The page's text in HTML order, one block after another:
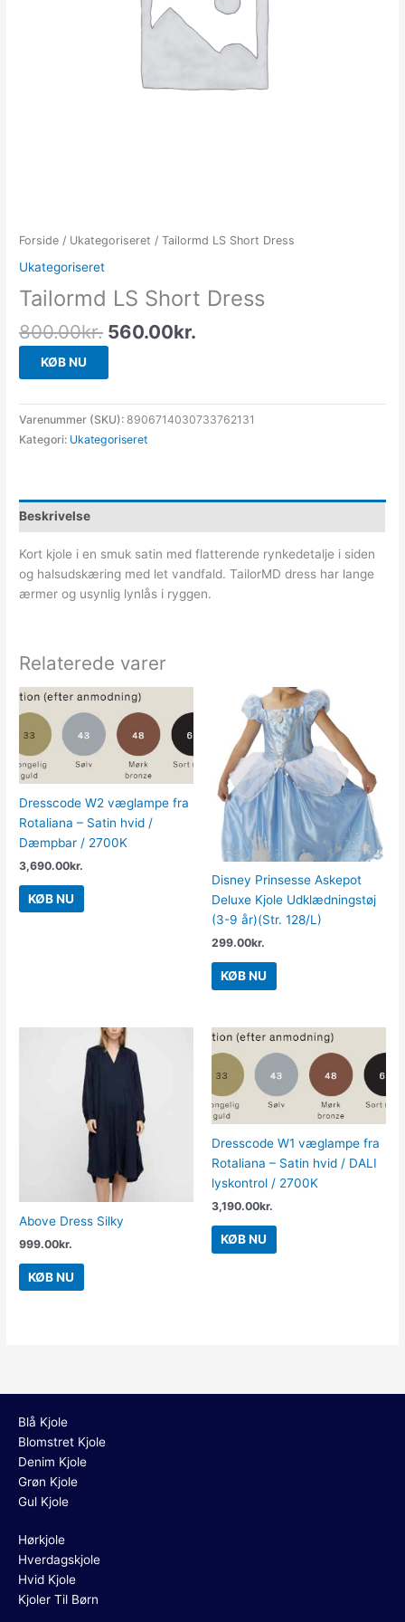
Forside / Ukategoriseret / Tailormd LS Short Dress
Ukategoriseret
Tailormd LS Short Dress
800.00kr. 560.00kr.
KØB NU
Varenummer (SKU):8906714030733762131
Kategori: Ukategoriseret
Beskrivelse
Kort kjole i en smuk satin med flatterende rynkedetalje i siden
og halsudskæring med let vandfald. TailorMD dress har lange
ærmer og usynlig lynlås i ryggen.
Relaterede varer
Dresscode W2 væglampe fra
Rotaliana – Satin hvid /
Dæmpbar / 2700K
3,690.00kr.
KØB NU
Disney Prinsesse Askepot
Deluxe Kjole Udklædningstøj
(3-9 år)(Str. 128/L)
299.00kr.
KØB NU
Above Dress Silky
999.00kr.
KØB NU
Dresscode W1 væglampe fra
Rotaliana – Satin hvid / DALI
lyskontrol / 2700K
3,190.00kr.
KØB NU
Blå Kjole
Blomstret Kjole
Denim Kjole
Grøn Kjole
Gul Kjole
Hørkjole
Hverdagskjole
Hvid Kjole
Kjoler Til Børn